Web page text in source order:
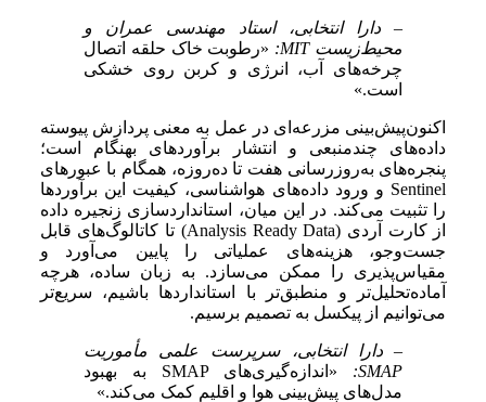
– دارا انتخابی، استاد مهندسی عمران و
محیط‌زیست MIT:
«رطوبت خاک حلقه اتصال
چرخه‌های آب، انرژی و کربن روی خشکی
است.»
اکنون‌پیش‌بینی مزرعه‌ای در عمل به معنی پردازش پیوسته
داده‌های چندمنبعی و انتشار برآوردهای بهنگام است؛
پنجره‌های به‌روزرسانی هفت تا ده‌روزه، همگام با عبورهای
Sentinel و ورود داده‌های هواشناسی، کیفیت این برآوردها
را تثبیت می‌کند. در این میان، استانداردسازی زنجیره داده
از کارت آردی (Analysis Ready Data) تا کاتالوگ‌های قابل
جست‌وجو، هزینه‌های عملیاتی را پایین می‌آورد و
مقیاس‌پذیری را ممکن می‌سازد. به زبان ساده، هرچه
آماده‌تحلیل‌تر و منطبق‌تر با استانداردها باشیم، سریع‌تر
می‌توانیم از پیکسل به تصمیم برسیم.
– دارا انتخابی، سرپرست علمی مأموریت
SMAP:
«اندازه‌گیری‌های SMAP به بهبود
مدل‌های پیش‌بینی هوا و اقلیم کمک می‌کند.»